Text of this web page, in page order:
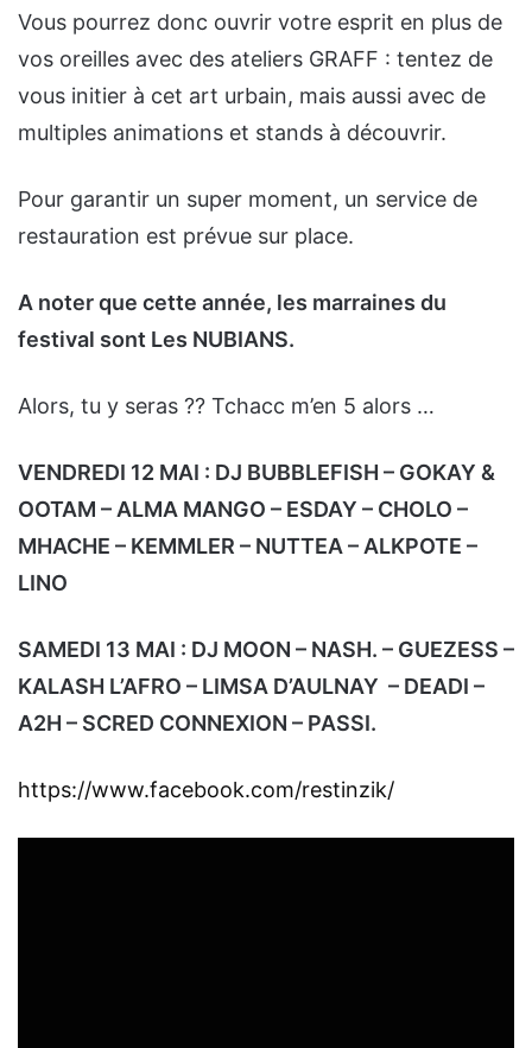
Vous pourrez donc ouvrir votre esprit en plus de
vos oreilles avec des ateliers GRAFF : tentez de
vous initier à cet art urbain, mais aussi avec de
multiples animations et stands à découvrir.
Pour garantir un super moment, un service de
restauration est prévue sur place.
A noter que cette année, les marraines du
festival sont Les NUBIANS.
Alors, tu y seras ?? Tchacc m’en 5 alors …
VENDREDI 12 MAI : DJ BUBBLEFISH – GOKAY &
OOTAM – ALMA MANGO – ESDAY – CHOLO –
MHACHE – KEMMLER – NUTTEA – ALKPOTE –
LINO
SAMEDI 13 MAI : DJ MOON – NASH. – GUEZESS –
KALASH L’AFRO – LIMSA D’AULNAY – DEADI –
A2H – SCRED CONNEXION – PASSI.
https://www.facebook.com/restinzik/